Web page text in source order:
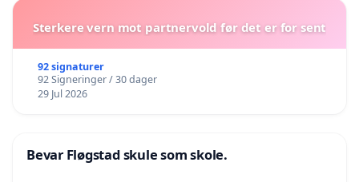
Sterkere vern mot partnervold før det er for sent
92 signaturer
92 Signeringer / 30 dager
29 Jul 2026
Bevar Fløgstad skule som skole.